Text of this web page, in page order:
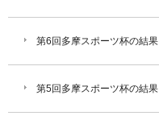
第6回多摩スポーツ杯の結果
第5回多摩スポーツ杯の結果